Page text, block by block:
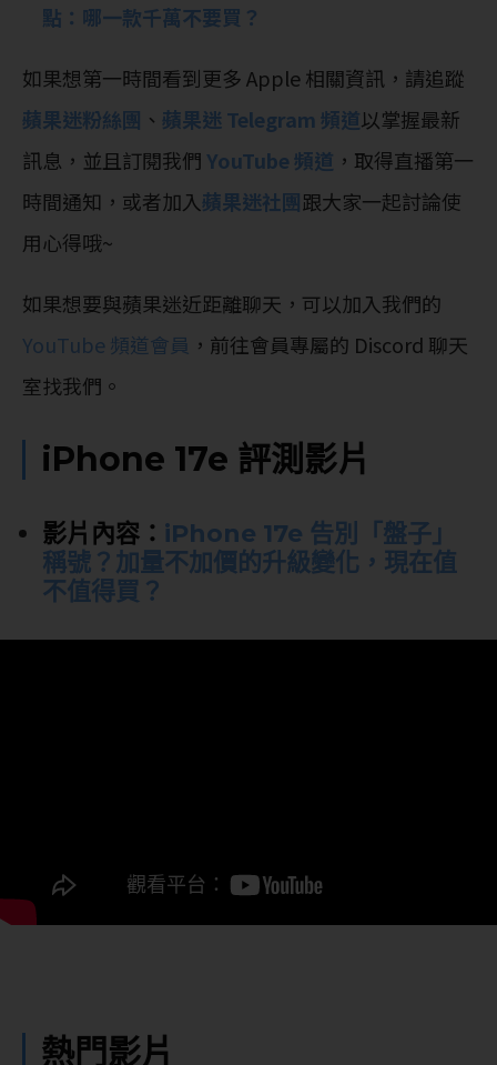
點：哪一款千萬不要買？
如果想第一時間看到更多 Apple 相關資訊，請追蹤
蘋果迷粉絲團 、 蘋果迷 Telegram 頻道以掌握最新
訊息，並且訂閱我們YouTube 頻道 ，取得直播第一
時間通知，或者加入蘋果迷社團跟大家一起討論使
用心得哦~
如果想要與蘋果迷近距離聊天，可以加入我們的
YouTube 頻道會員 ，前往會員專屬的 Discord 聊天
室找我們。
iPhone 17e 評測影片
影片內容： iPhone 17e 告別「盤子」
稱號？加量不加價的升級變化，現在值
不值得買？
熱門影片